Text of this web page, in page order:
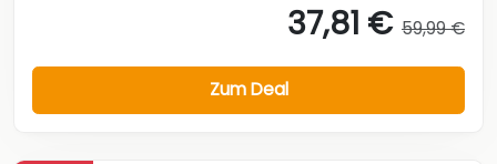
37,81 € 59,99 €
Zum Deal